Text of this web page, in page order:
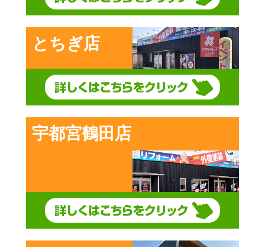
とちぎ店
宇都宮鶴田店